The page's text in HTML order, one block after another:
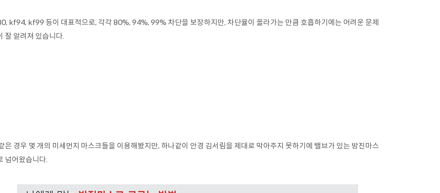
kf94, kf99 등이 대표적으로, 각각 80%, 94%, 99% 차단을 보장하지만, 차단율이 올라가는 만큼 호흡하기에는 어려운 문제
잘 알려져 있습니다.
은 경우 몇 개의 미세먼지 마스크들을 이용해봤지만, 하나같이 안경 김서림을 제대로 막아주지 못하기에 밸브가 있는 방진마스
넘어왔습니다.